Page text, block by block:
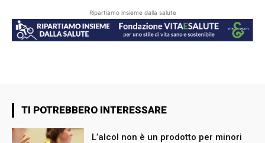
Ripartiamo insieme dalla salute
TI POTREBBERO INTERESSARE
L’alcol non è un prodotto per minori